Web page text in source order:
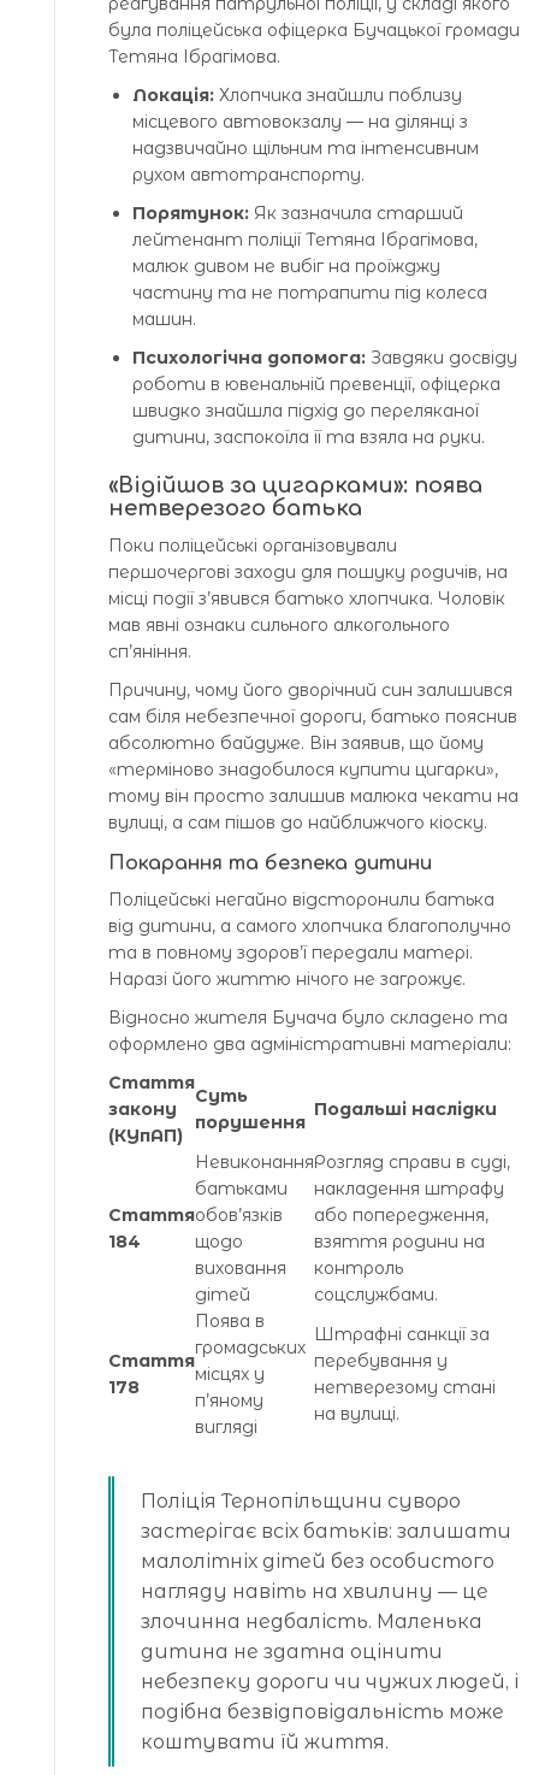
була поліцейська офіцерка Бучацької громади
Тетяна Ібрагімова.
Локація: Хлопчика знайшли поблизу
місцевого автовокзалу — на ділянці з
надзвичайно щільним та інтенсивним
рухом автотранспорту.
Порятунок: Як зазначила старший
лейтенант поліції Тетяна Ібрагімова,
малюк дивом не вибіг на проїжджу
частину та не потрапити під колеса
машин.
Психологічна допомога: Завдяки досвіду
роботи в ювенальній превенції, офіцерка
швидко знайшла підхід до переляканої
дитини, заспокоїла її та взяла на руки.
«Відійшов за цигарками»: поява
нетверезого батька
Поки поліцейські організовували
першочергові заходи для пошуку родичів, на
місці події з’явився батько хлопчика. Чоловік
мав явні ознаки сильного алкогольного
сп’яніння.
Причину, чому його дворічний син залишився
сам біля небезпечної дороги, батько пояснив
абсолютно байдуже. Він заявив, що йому
«терміново знадобилося купити цигарки»,
тому він просто залишив малюка чекати на
вулиці, а сам пішов до найближчого кіоску.
Покарання та безпека дитини
Поліцейські негайно відсторонили батька
від дитини, а самого хлопчика благополучно
та в повному здоров’ї передали матері.
Наразі його життю нічого не загрожує.
Відносно жителя Бучача було складено та
оформлено два адміністративні матеріали:
Стаття
закону
(КУпАП)
Суть
порушення
Подальші наслідки
Стаття
184
Невиконання
батьками
обов’язків
щодо
виховання
дітей
Розгляд справи в суді,
накладення штрафу
або попередження,
взяття родини на
контроль
соцслужбами.
Стаття
178
Поява в
громадських
місцях у
п’яному
вигляді
Штрафні санкції за
перебування у
нетверезому стані
на вулиці.
Поліція Тернопільщини суворо
застерігає всіх батьків: залишати
малолітніх дітей без особистого
нагляду навіть на хвилину — це
злочинна недбалість. Маленька
дитина не здатна оцінити
небезпеку дороги чи чужих людей, і
подібна безвідповідальність може
коштувати їй життя.